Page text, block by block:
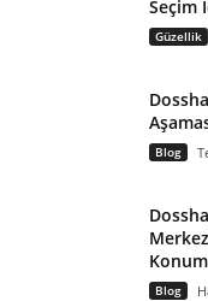
Seçim
Güzellik
Blog
Blog